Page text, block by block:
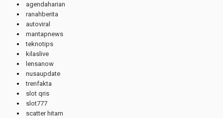
agendaharian
ranahberita
autoviral
mantapnews
teknotips
kilaslive
lensanow
nusaupdate
trenfakta
slot qris
slot777
scatter hitam